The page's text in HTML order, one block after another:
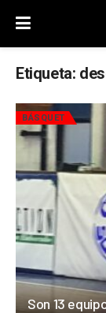
Etiqueta:
BÁSQUET
Son 13